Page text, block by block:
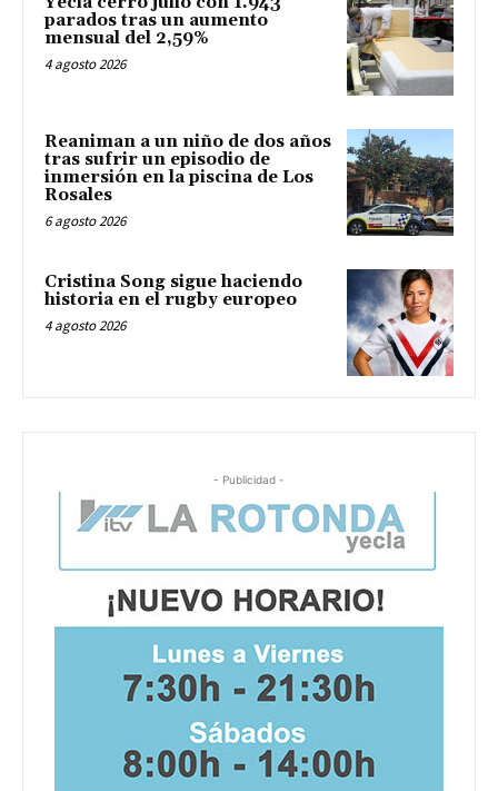
parados tras un aumento
mensual del 2,59%
4 agosto 2026
Reaniman a un niño de dos años
tras sufrir un episodio de
inmersión en la piscina de Los
Rosales
6 agosto 2026
Cristina Song sigue haciendo
historia en el rugby europeo
4 agosto 2026
- Publicidad -